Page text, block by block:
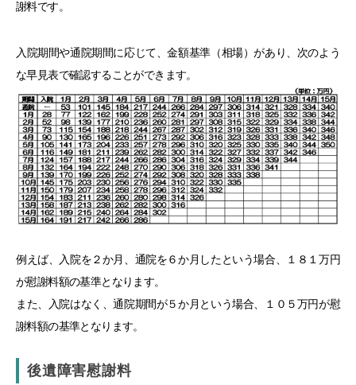
謝料です。
入院期間や通院期間に応じて、金額基準（相場）があり、次のよう
な早見表で確認することができます。
例えば、入院を２か月、通院を６か月したという場合、１８１万円
が慰謝料額の基準となります。
また、入院はなく、通院期間が５か月という場合、１０５万円が慰
謝料額の基準となります。
後遺障害慰謝料